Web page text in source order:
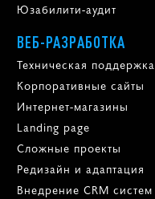
Юзабилити-аудит
ВЕБ-РАЗРАБОТКА
Техническая поддержка
Корпоративные сайты
Интернет-магазины
Landing page
Сложные проекты
Редизайн и адаптация
Внедрение CRM систем